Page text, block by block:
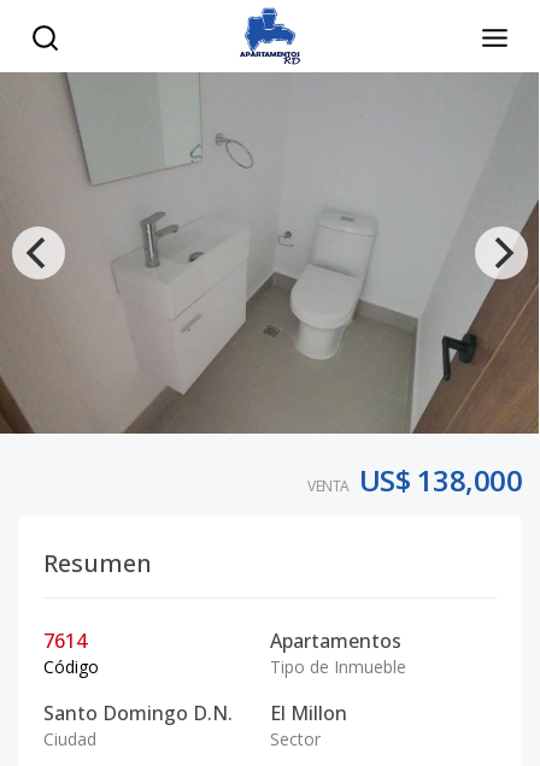
VENTA US$ 138,000
Resumen
7614
Código
Apartamentos
Tipo de Inmueble
Santo Domingo D.N.
Ciudad
El Millon
Sector